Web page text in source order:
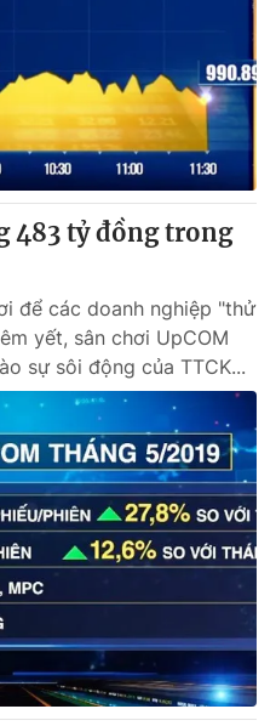
483 tỷ đồng trong
để các doanh nghiệp "thử
yết, sân chơi UpCOM
sự sôi động của TTCK...